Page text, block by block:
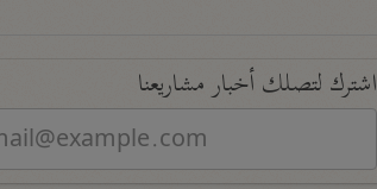
اشترك لتصلك أخبار مشاريعنا